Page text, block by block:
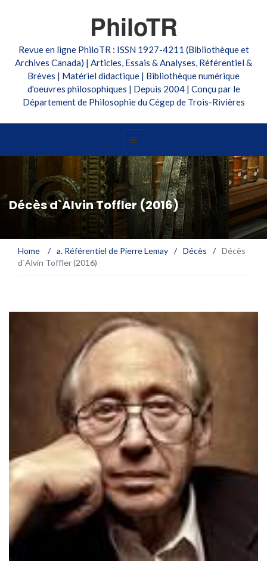
PhiloTR
Revue en ligne PhiloTR : ISSN 1927-4211 (Bibliothèque et
Archives Canada) | Articles, Essais & Analyses, Référentiel &
Brèves | Matériel didactique | Bibliothèque numérique
d'oeuvres philosophiques | Depuis 2004 | Conçu par le
Département de Philosophie du Cégep de Trois-Rivières
Décès d`Alvin Toffler (2016)
Home / a. Référentiel de Pierre Lemay / Décès / Décès
d`Alvin Toffler (2016)